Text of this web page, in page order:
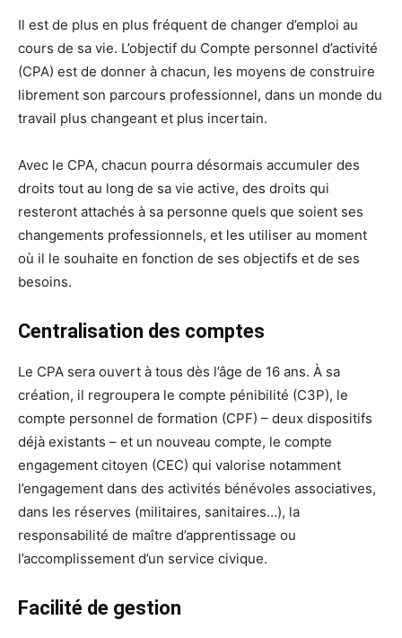
Il est de plus en plus fréquent de changer d’emploi au
cours de sa vie. L’objectif du Compte personnel d’activité
(CPA) est de donner à chacun, les moyens de construire
librement son parcours professionnel, dans un monde du
travail plus changeant et plus incertain.
Avec le CPA, chacun pourra désormais accumuler des
droits tout au long de sa vie active, des droits qui
resteront attachés à sa personne quels que soient ses
changements professionnels, et les utiliser au moment
où il le souhaite en fonction de ses objectifs et de ses
besoins.
Centralisation des comptes
Le CPA sera ouvert à tous dès l’âge de 16 ans. À sa
création, il regroupera le compte pénibilité (C3P), le
compte personnel de formation (CPF) – deux dispositifs
déjà existants – et un nouveau compte, le compte
engagement citoyen (CEC) qui valorise notamment
l’engagement dans des activités bénévoles associatives,
dans les réserves (militaires, sanitaires…), la
responsabilité de maître d’apprentissage ou
l’accomplissement d’un service civique.
Facilité de gestion